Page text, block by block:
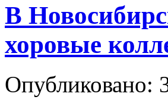
В
хоровые
Опубликовано: